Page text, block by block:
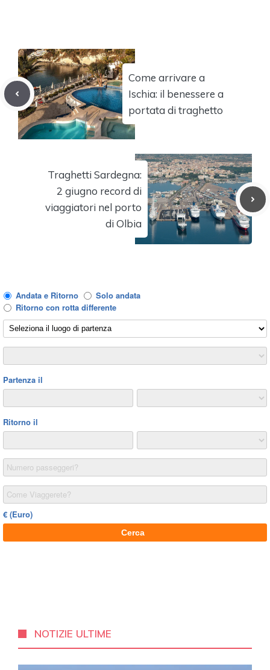
Come arrivare a
Ischia: il benessere a
portata di traghetto
Traghetti Sardegna:
2 giugno record di
viaggiatori nel porto
di Olbia
NOTIZIE ULTIME